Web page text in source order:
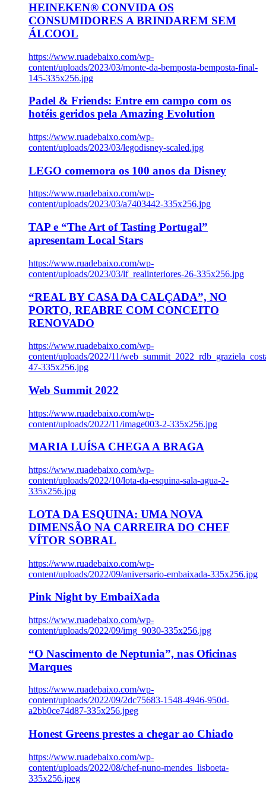
HEINEKEN® CONVIDA OS
CONSUMIDORES A BRINDAREM SEM
ÁLCOOL
https://www.ruadebaixo.com/wp-
content/uploads/2023/03/monte-da-bemposta-bemposta-final-
145-335x256.jpg
Padel & Friends: Entre em campo com os
hotéis geridos pela Amazing Evolution
https://www.ruadebaixo.com/wp-
content/uploads/2023/03/legodisney-scaled.jpg
LEGO comemora os 100 anos da Disney
https://www.ruadebaixo.com/wp-
content/uploads/2023/03/a7403442-335x256.jpg
TAP e “The Art of Tasting Portugal”
apresentam Local Stars
https://www.ruadebaixo.com/wp-
content/uploads/2023/03/lf_realinteriores-26-335x256.jpg
“REAL BY CASA DA CALÇADA”, NO
PORTO, REABRE COM CONCEITO
RENOVADO
https://www.ruadebaixo.com/wp-
content/uploads/2022/11/
47-335x256.jpg
Web Summit 2022
https://www.ruadebaixo.com/wp-
content/uploads/2022/11/image003-2-335x256.jpg
MARIA LUÍSA CHEGA A BRAGA
https://www.ruadebaixo.com/wp-
content/uploads/2022/10/lota-da-esquina-sala-agua-2-
335x256.jpg
LOTA DA ESQUINA: UMA NOVA
DIMENSÃO NA CARREIRA DO CHEF
VÍTOR SOBRAL
https://www.ruadebaixo.com/wp-
content/uploads/2022/09/aniversario-embaixada-335x256.jpg
Pink Night by EmbaiXada
https://www.ruadebaixo.com/wp-
content/uploads/2022/09/img_9030-335x256.jpg
“O Nascimento de Neptunia”, nas Oficinas
Marques
https://www.ruadebaixo.com/wp-
content/uploads/2022/09/2dc75683-1548-4946-950d-
a2bb0ce74d87-335x256.jpeg
Honest Greens prestes a chegar ao Chiado
https://www.ruadebaixo.com/wp-
content/uploads/2022/08/chef-nuno-mendes_lisboeta-
335x256.jpeg